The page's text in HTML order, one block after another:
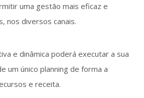
uma gestão mais eficaz e
nos diversos canais.
e dinâmica poderá executar a sua
um único planning de forma a
e receita.